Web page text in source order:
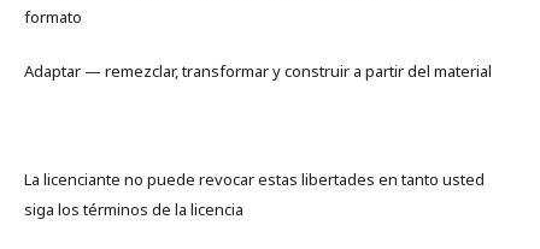
formato
Adaptar — remezclar, transformar y construir a partir del material
La licenciante no puede revocar estas libertades en tanto usted
siga los términos de la licencia